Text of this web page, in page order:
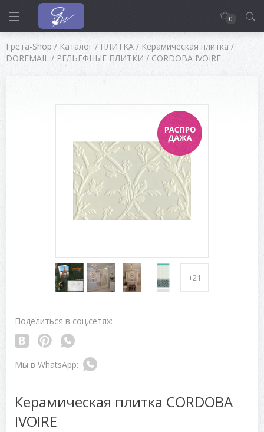
0
Грета-Shop / Каталог / ПЛИТКА / Керамическая плитка /
DOREMAIL / РЕЛЬЕФНЫЕ ПЛИТКИ / CORDOBA IVOIRE
+21
Поделиться в соц.сетях:
Керамическая плитка CORDOBA
IVOIRE